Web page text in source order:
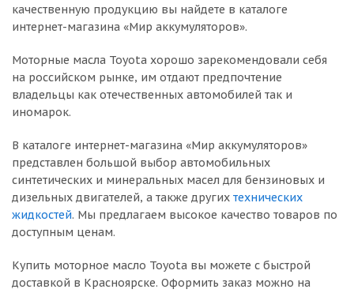
качественную продукцию вы найдете в каталоге
интернет-магазина «Мир аккумуляторов».
Моторные масла Toyota хорошо зарекомендовали себя
на российском рынке, им отдают предпочтение
владельцы как отечественных автомобилей так и
иномарок.
В каталоге интернет-магазина «Мир аккумуляторов»
представлен большой выбор автомобильных
синтетических и минеральных масел для бензиновых и
дизельных двигателей, а также других технических
жидкостей. Мы предлагаем высокое качество товаров по
доступным ценам.
Купить моторное масло Toyota вы можете с быстрой
доставкой в Красноярске. Оформить заказ можно на